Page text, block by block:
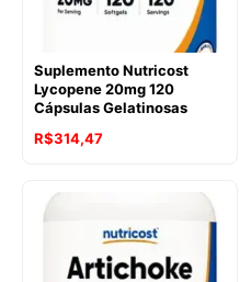
Suplemento Nutricost
Lycopene 20mg 120
Cápsulas Gelatinosas
R$314,47